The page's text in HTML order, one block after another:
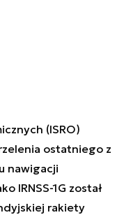
(ISRO)
ostatniego z
nawigacji
IRNSS-1G został
rakiety